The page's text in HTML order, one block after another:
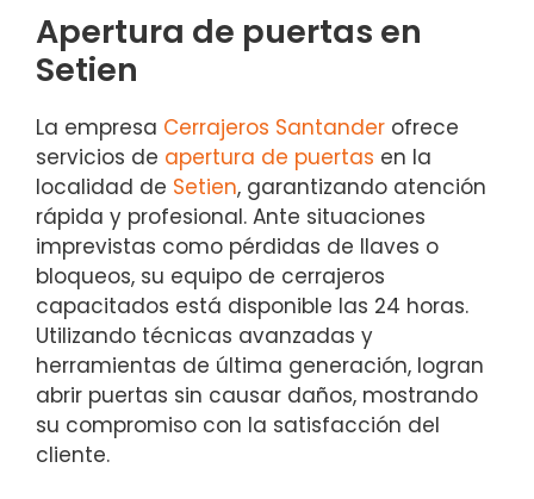
Apertura de puertas en
Setien
La empresa Cerrajeros Santander ofrece
servicios de apertura de puertas en la
localidad de Setien, garantizando atención
rápida y profesional. Ante situaciones
imprevistas como pérdidas de llaves o
bloqueos, su equipo de cerrajeros
capacitados está disponible las 24 horas.
Utilizando técnicas avanzadas y
herramientas de última generación, logran
abrir puertas sin causar daños, mostrando
su compromiso con la satisfacción del
cliente.